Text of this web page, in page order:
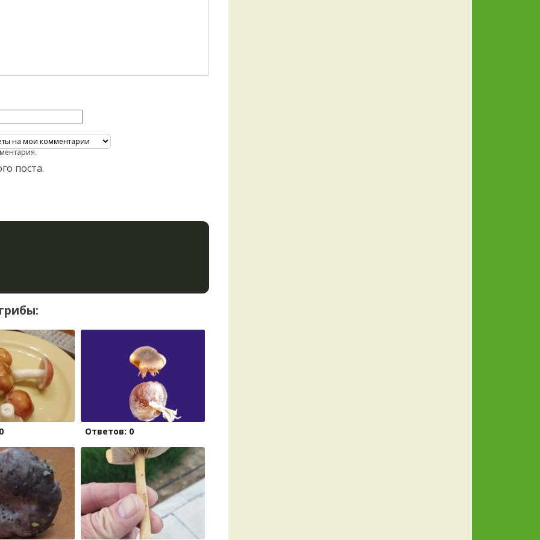
поста.
Ответов: 0